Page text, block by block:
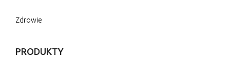
Zdrowie
PRODUKTY